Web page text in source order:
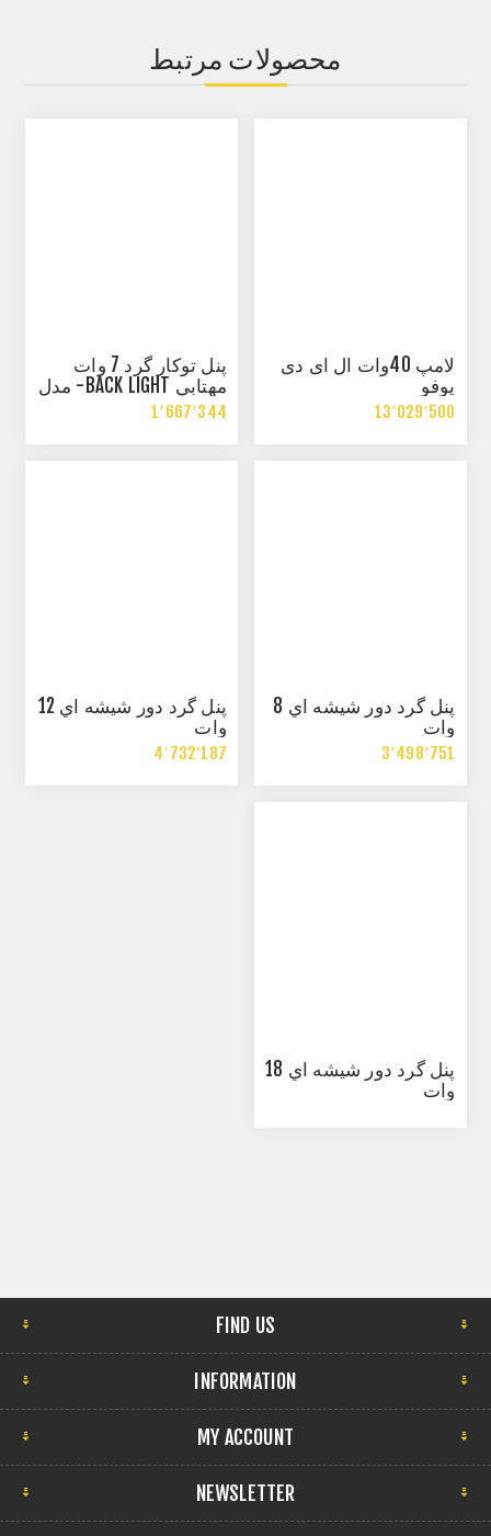
محصولات مرتبط
لامپ 40وات ال ای دی
يوفو
13٬029٬500
پنل توکار گرد 7 وات
مهتابي BACK LIGHT- مدل
سروش
1٬667٬344
پنل گرد دور شيشه اي 8
وات
3٬498٬751
پنل گرد دور شيشه اي 12
وات
4٬732٬187
پنل گرد دور شيشه اي 18
وات
FIND US
INFORMATION
MY ACCOUNT
NEWSLETTER